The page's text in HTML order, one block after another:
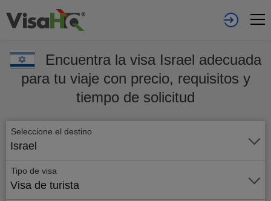
Encuentra la visa Israel adecuada
para tu viaje con precio, requisitos y
tiempo de solicitud
Seleccione el destino
Israel
Tipo de visa
Visa de turista